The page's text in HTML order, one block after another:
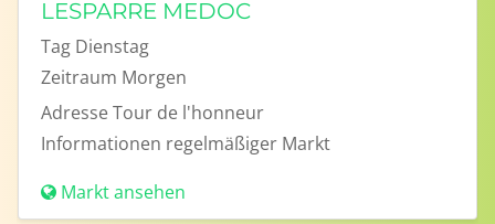
LESPARRE MEDOC
Tag Dienstag
Zeitraum Morgen
AdresseTour de l'honneur
Informationen regelmäßiger Markt
Markt ansehen